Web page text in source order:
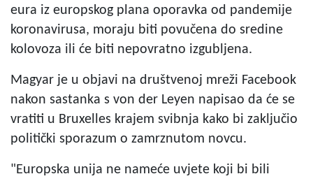
eura iz europskog plana oporavka od pandemije
koronavirusa, moraju biti povučena do sredine
kolovoza ili će biti nepovratno izgubljena.
Magyar je u objavi na društvenoj mreži Facebook
nakon sastanka s von der Leyen napisao da će se
vratiti u Bruxelles krajem svibnja kako bi zaključio
politički sporazum o zamrznutom novcu.
"Europska unija ne nameće uvjete koji bi bili